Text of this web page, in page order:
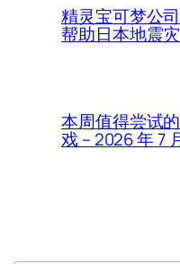
精灵宝可梦公
帮助日本地震
本周值得尝试
戏 – 2026 年 7